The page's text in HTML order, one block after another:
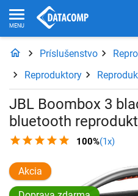
Príslušenstvo
Reproduktory
JBL Boombox 3
bluetooth
100%(1x)
Akcia